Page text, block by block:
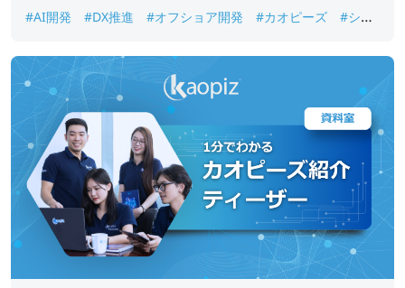
#AI開発 #DX推進 #オフショア開発 #カオピーズ
#シス